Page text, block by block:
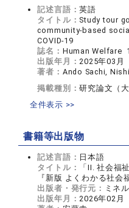
記述言語：英語
タイトル： Study tour
community-based
COVID-19
誌名： Human Welfare
出版年月：2025年03月
著者： Ando Sachi,
掲載種別：研究論文（
全件表示 >>
書籍等出版物
記述言語： 日本語
タイトル：
「II. 社会福
『新版 よくわかる社会
出版者・発行元： ミネ
出版年月：2026年02月